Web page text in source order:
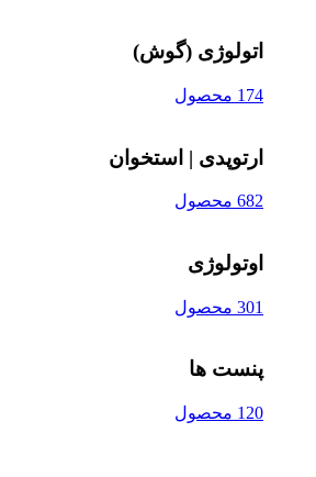
اتولوژی (گوش)
174 محصول
ارتوپدی | استخوان
682 محصول
اوتولوژی
301 محصول
پنست ها
120 محصول